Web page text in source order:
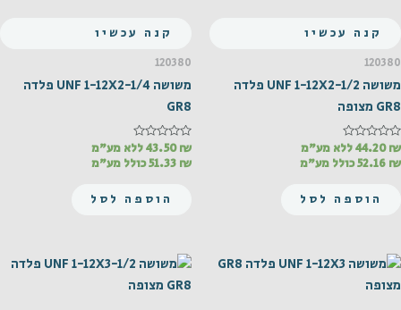
קנה עכשיו
120380
משושה UNF 1-12X2-1/2 פלדה
GR8 מצופה
דורג
מתוך
44.20₪
ללא מע"מ
52.16 ₪ כולל מע"מ
הוספה לסל
קנה עכשיו
120380
משושה UNF 1-12X2-1/4 פלדה
GR8
דורג
מתוך
43.50₪
ללא מע"מ
51.33 ₪ כולל מע"מ
הוספה לסל